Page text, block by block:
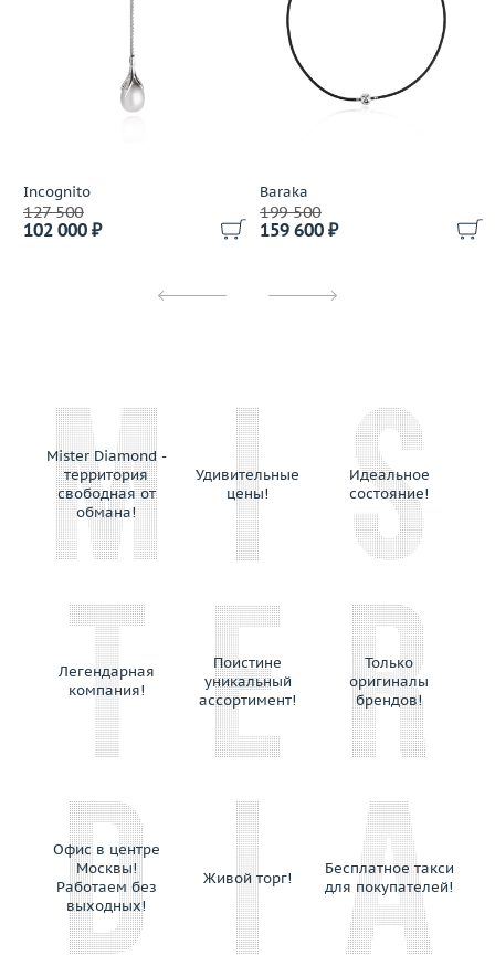
Incognito
127 500
102 000 ₽
Baraka
199 500
159 600 ₽
Mister Diamond -
территория
свободная от
обмана!
Удивительные
цены!
Идеальное
состояние!
Легендарная
компания!
Поистине
уникальный
ассортимент!
Только
оригиналы
брендов!
Офис в центре
Москвы!
Работаем без
выходных!
Живой торг!
Бесплатное такси
для покупателей!